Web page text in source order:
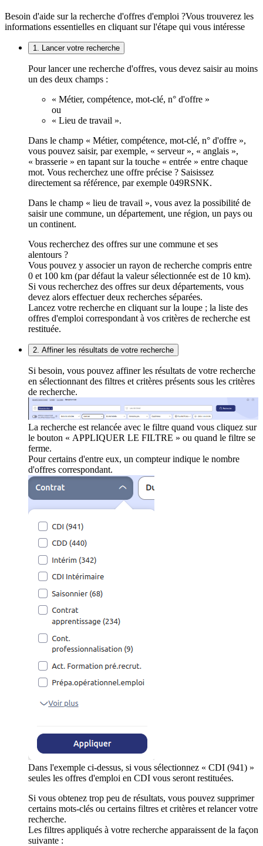
Besoin d'aide sur la recherche d'offres d'emploi ?Vous trouverez les
informations essentielles en cliquant sur l'étape qui vous intéresse
1. Lancer votre recherche
Pour lancer une recherche d'offres, vous devez saisir au moins
un des deux champs :
« Métier, compétence, mot-clé, n° d'offre »
ou
« Lieu de travail ».
Dans le champ « Métier, compétence, mot-clé, n° d'offre »,
vous pouvez saisir, par exemple, « serveur », « anglais »,
« brasserie » en tapant sur la touche « entrée » entre chaque
mot. Vous recherchez une offre précise ? Saisissez
directement sa référence, par exemple 049RSNK.
Dans le champ « lieu de travail », vous avez la possibilité de
saisir une commune, un département, une région, un pays ou
un continent.
Vous recherchez des offres sur une commune et ses
alentours ?
Vous pouvez y associer un rayon de recherche compris entre
0 et 100 km (par défaut la valeur sélectionnée est de 10 km).
Si vous recherchez des offres sur deux départements, vous
devez alors effectuer deux recherches séparées.
Lancez votre recherche en cliquant sur la loupe ; la liste des
offres d'emploi correspondant à vos critères de recherche est
restituée.
2. Affiner les résultats de votre recherche
Si besoin, vous pouvez affiner les résultats de votre recherche
en sélectionnant des filtres et critères présents sous les critères
de recherche.
La recherche est relancée avec le filtre quand vous cliquez sur
le bouton « APPLIQUER LE FILTRE » ou quand le filtre se
ferme.
Pour certains d'entre eux, un compteur indique le nombre
d'offres correspondant.
Dans l'exemple ci-dessus, si vous sélectionnez « CDI (941) »
seules les offres d'emploi en CDI vous seront restituées.
Si vous obtenez trop peu de résultats, vous pouvez supprimer
certains mots-clés ou certains filtres et critères et relancer votre
recherche.
Les filtres appliqués à votre recherche apparaissent de la façon
suivante :